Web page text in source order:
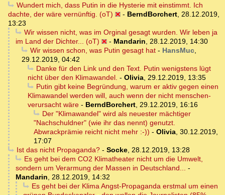
Wundert mich, dass Putin in die Hysterie mit einstimmt. Ich
dachte, der wäre vernünftig. (oT)
- BerndBorchert 28.12.2019,
13:23
Wir wissen nicht, was im Orginal gesagt wurden. Wir leben ja
im Land der Dichter... (oT)
- Mandarin
28.12.2019, 14:30
Wir wissen schon, was Putin gesagt hat- HansMuc,
29.12.2019, 04:42
Danke für den Link und den Text. Putin wenigstens lügt
nicht über den Klimawandel. - Olivia 29.12.2019, 13:35
Putin gibt keine Begründung, warum er aktiv gegen einen
Klimawandel werden will, auch wenn der nicht menschen-
verursacht wäre - BerndBorchert 29.12.2019, 16:16
Der "Klimawandel" wird als neuester mächtiger
"Nachschuldner" (wie ihr das nennt) genutzt.
Abwrackprämie reicht nicht mehr :-)) - Olivia 30.12.2019,
17:07
Ist das nicht Propaganda?- Socke, 28.12.2019, 13:28
Es geht bei dem CO2 Klimatheater nicht um die Umwelt,
sondern um Verarmung der Massen in Deutschland...
-
Mandarin
28.12.2019, 14:32
Es geht bei der Klima Angst-Propaganda erstmal um einen